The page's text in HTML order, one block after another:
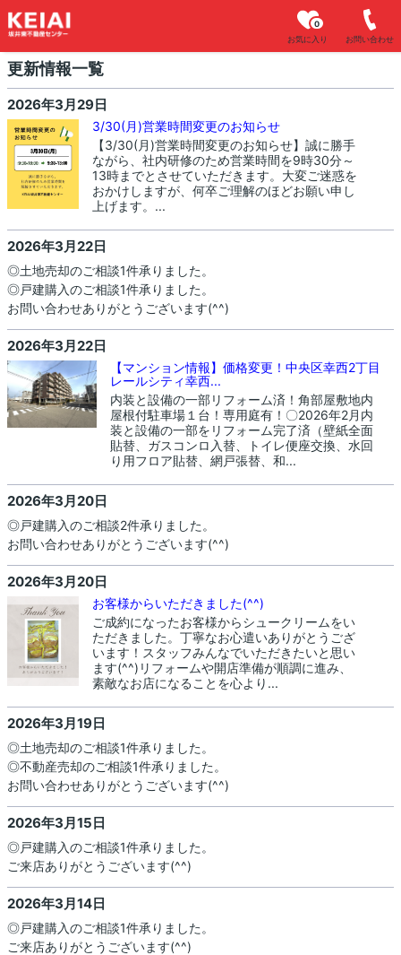
お気に入り
0
お問い合わせ
更新情報一覧
2026年3月29日
3/30(月)営業時間変更のお知らせ
【3/30(月)営業時間変更のお知らせ】誠に勝手
ながら、社内研修のため営業時間を9時30分～
13時までとさせていただきます。大変ご迷惑を
おかけしますが、何卒ご理解のほどお願い申し
上げます。...
2026年3月22日
◎土地売却のご相談1件承りました。
◎戸建購入のご相談1件承りました。
お問い合わせありがとうございます(^^)
2026年3月22日
【マンション情報】価格変更！中央区幸西2丁目
レールシティ幸西...
内装と設備の一部リフォーム済！角部屋敷地内
屋根付駐車場１台！専用庭有！〇2026年2月内
装と設備の一部をリフォーム完了済（壁紙全面
貼替、ガスコンロ入替、トイレ便座交換、水回
り用フロア貼替、網戸張替、和...
2026年3月20日
◎戸建購入のご相談2件承りました。
お問い合わせありがとうございます(^^)
2026年3月20日
お客様からいただきました(^^)
ご成約になったお客様からシュークリームをい
ただきました。丁寧なお心遣いありがとうござ
います！スタッフみんなでいただきたいと思い
ます(^^)リフォームや開店準備が順調に進み、
素敵なお店になることを心より...
2026年3月19日
◎土地売却のご相談1件承りました。
◎不動産売却のご相談1件承りました。
お問い合わせありがとうございます(^^)
2026年3月15日
◎戸建購入のご相談1件承りました。
ご来店ありがとうございます(^^)
2026年3月14日
◎戸建購入のご相談1件承りました。
ご来店ありがとうございます(^^)